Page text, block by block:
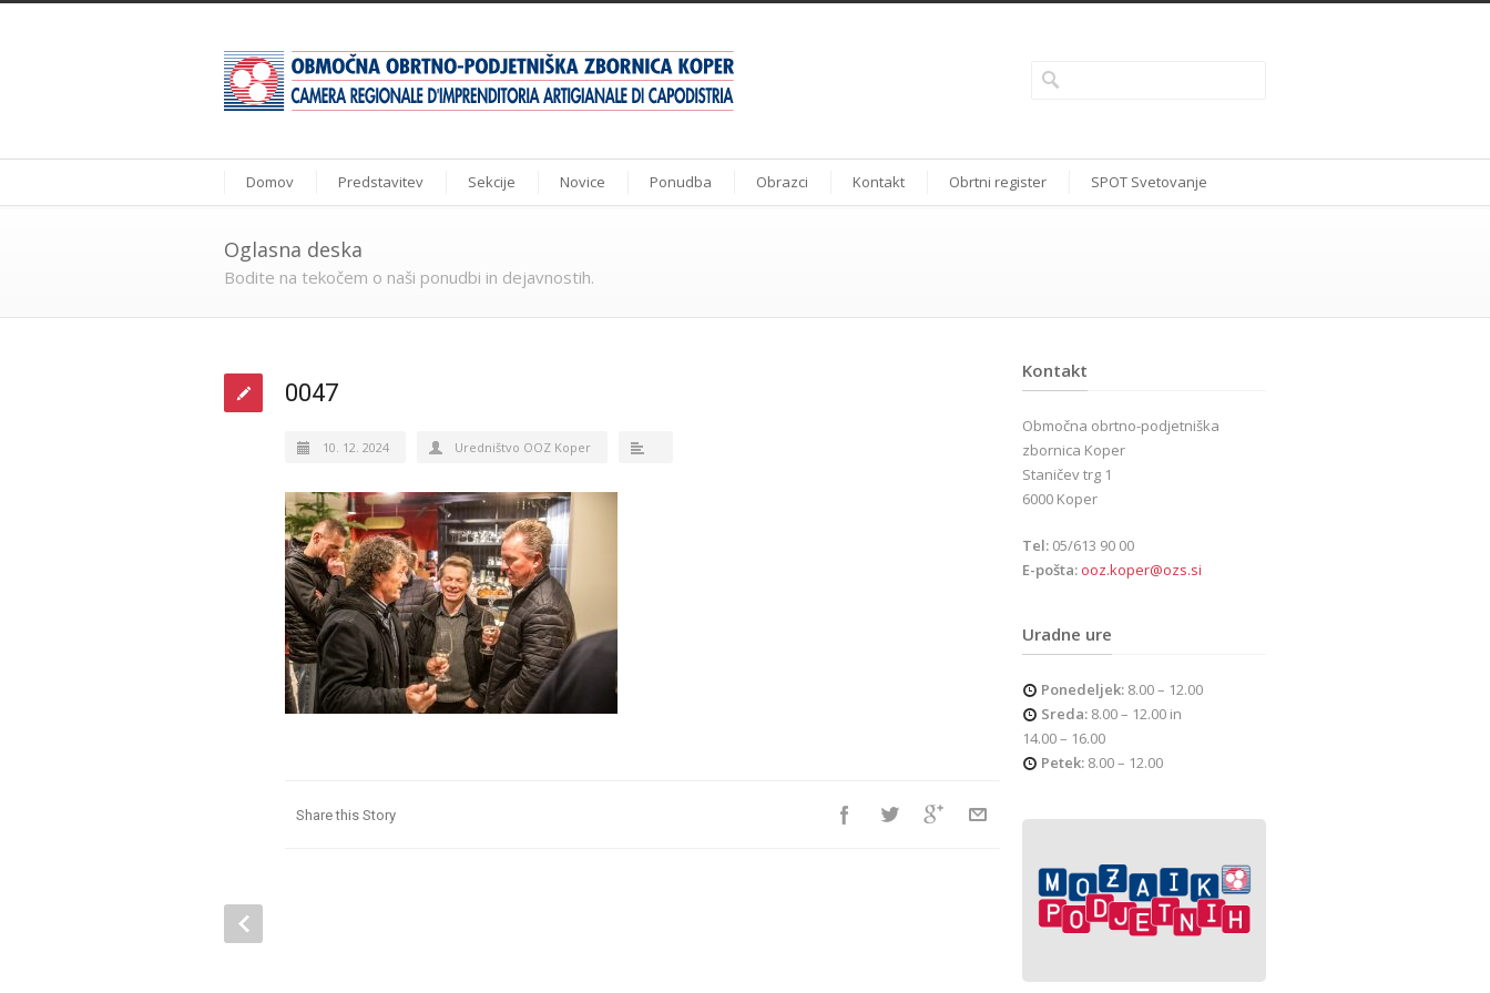
Domov Predstavitev Sekcije Novice Ponudba Obrazci Kontakt Obrtni register SPOT Svetovanje
Oglasna deska
Bodite na tekočem o naši ponudbi in dejavnostih.
0047
10. 12. 2024 Uredništvo OOZ Koper
Share this Story
Kontakt
Območna obrtno-podjetniška
zbornica Koper
Staničev trg 1
6000 Koper
Tel: 05/613 90 00
E-pošta: ooz.koper@ozs.si
Uradne ure
Ponedeljek: 8.00 – 12.00
Sreda: 8.00 – 12.00 in
14.00 – 16.00
Petek: 8.00 – 12.00